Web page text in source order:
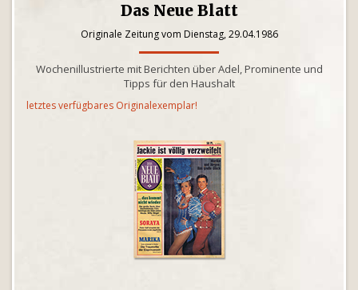
Das Neue Blatt
Originale Zeitung vom Dienstag, 29.04.1986
Wochenillustrierte mit Berichten über Adel, Prominente und
Tipps für den Haushalt
letztes verfügbares Originalexemplar!